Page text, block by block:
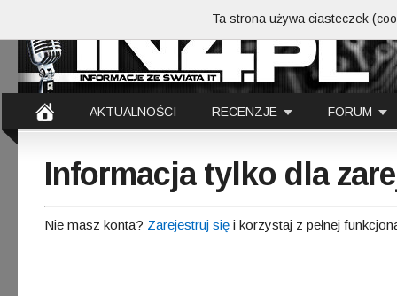
AKTUALNOŚCI RECENZJE FORUM
Informacja tylko dla
Nie masz konta? Zarejestruj się i korzystaj z pełnej
Ta strona używa ciasteczek